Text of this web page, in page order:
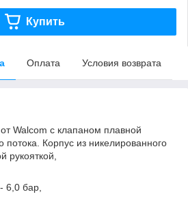
Купить
Оплата Условия возврата
Walcom с клапаном плавной
потока. Корпус из никелированного
рукояткой,
6,0 бар,